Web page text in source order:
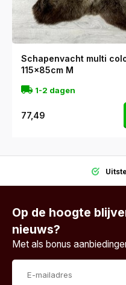
Schapenvacht multi
115x85cm M
1-2 dagen
77,49
Op de hoogte
nieuws?
Met als bonus